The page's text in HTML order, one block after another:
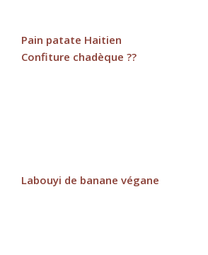
Pain patate Haitien
Confiture chadèque ??
Labouyi de banane végane